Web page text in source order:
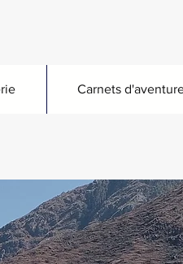
Carnets